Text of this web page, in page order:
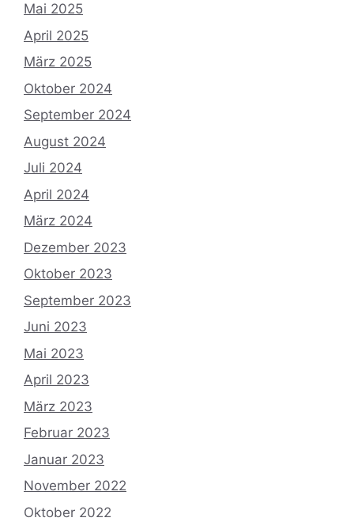
Mai 2025
April 2025
März 2025
Oktober 2024
September 2024
August 2024
Juli 2024
April 2024
März 2024
Dezember 2023
Oktober 2023
September 2023
Juni 2023
Mai 2023
April 2023
März 2023
Februar 2023
Januar 2023
November 2022
Oktober 2022